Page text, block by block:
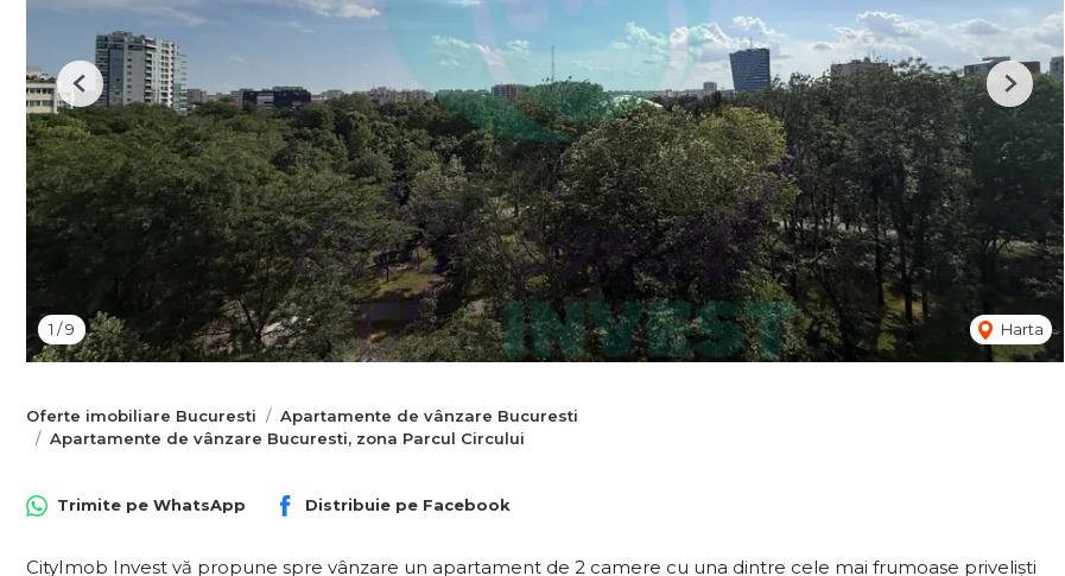
1 /9 Harta
Previous Next
Oferte imobiliare Bucuresti
Apartamente de vânzare Bucuresti
Apartamente de vânzare Bucuresti, zona Parcul Circului
Trimite pe WhatsApp Distribuie pe Facebook
CityImob Invest vă propune spre vânzare un apartament de 2 camere cu una dintre cele mai frumoase priveliști